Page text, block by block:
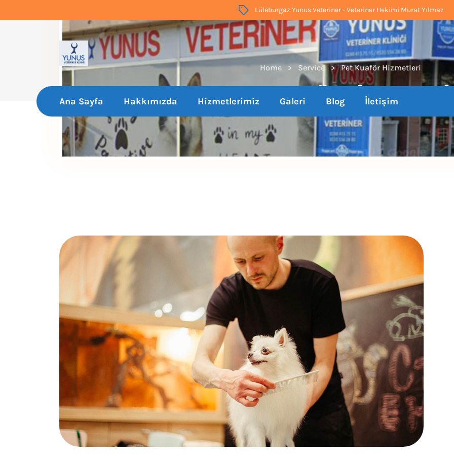
Lüleburgaz Yunus Veteriner - Veteriner Hekimi Murat Yılmaz
Ana Sayfa Hakkımızda Hizmetlerimiz Galeri Blog İletişim
Home Service Pet Kuaför Hizmetleri
Pet Kuaför Hizmetleri